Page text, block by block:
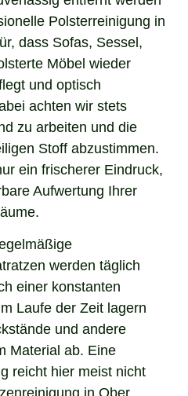
Polsterreinigung in
dass Sofas, Sessel,
Möbel wieder
und optisch
achten wir stets
zu arbeiten und die
Stoff abzustimmen.
ein frischerer Eindruck,
Aufwertung Ihrer
werden täglich
einer konstanten
Laufe der Zeit lagern
und andere
Material ab. Eine
reicht hier meist nicht
in Ober